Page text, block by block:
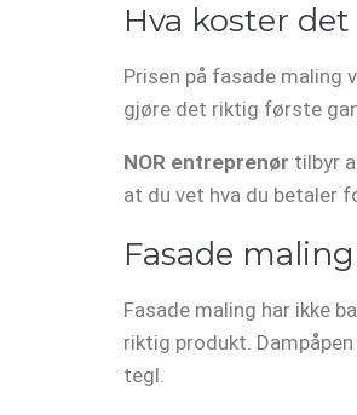
Hva koster
Prisen på fasade maling
gjøre det riktig første
NOR entreprenør tilbyr
at du vet hva du betaler
Fasade
Fasade maling har ikke
riktig produkt.
tegl.